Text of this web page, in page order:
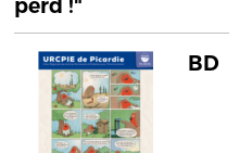
perd !"
BD